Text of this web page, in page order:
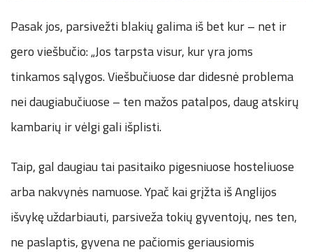
Pasak jos, parsivežti blakių galima iš bet kur – net ir
gero viešbučio: „Jos tarpsta visur, kur yra joms
tinkamos sąlygos. Viešbučiuose dar didesnė problema
nei daugiabučiuose – ten mažos patalpos, daug atskirų
kambarių ir vėlgi gali išplisti.
Taip, gal daugiau tai pasitaiko pigesniuose hosteliuose
arba nakvynės namuose. Ypač kai grįžta iš Anglijos
išvykę uždarbiauti, parsiveža tokių gyventojų, nes ten,
ne paslaptis, gyvena ne pačiomis geriausiomis